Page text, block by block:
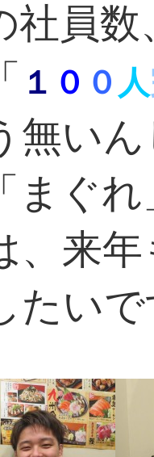
社員
１ ０ ０ 人
無い
まぐ
、来年
たい